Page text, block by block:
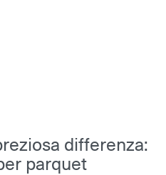
differenza:
parquet